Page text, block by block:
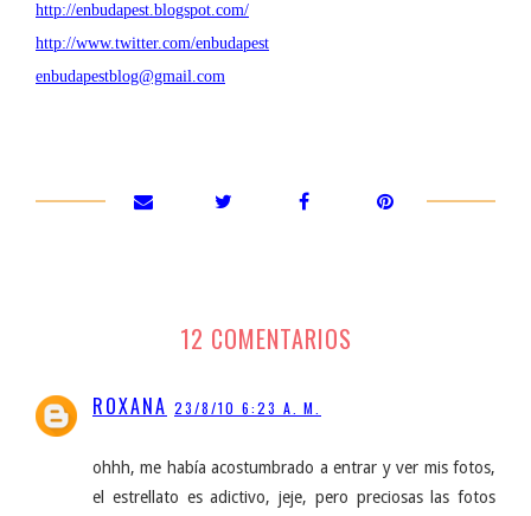
http://enbudapest.blogspot.com/
http://www.twitter.com/enbudapest
enbudapestblog@gmail.com
12 COMENTARIOS
ROXANA 23/8/10 6:23 A. M.
ohhh, me había acostumbrado a entrar y ver mis fotos,
el estrellato es adictivo, jeje, pero preciosas las fotos